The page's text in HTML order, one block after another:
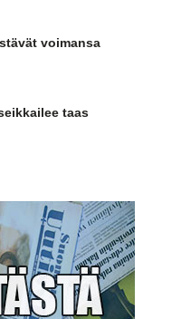
voimansa
taas